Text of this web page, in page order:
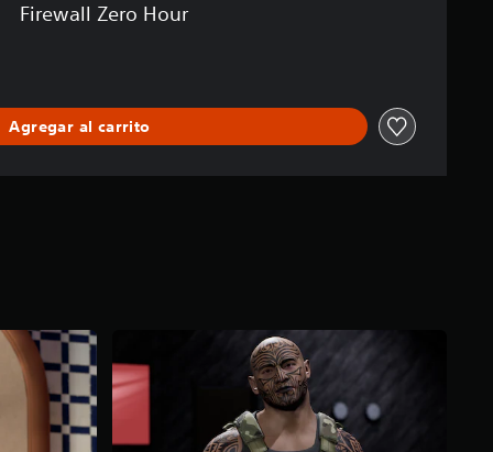
Firewall Zero Hour
Agregar al carrito